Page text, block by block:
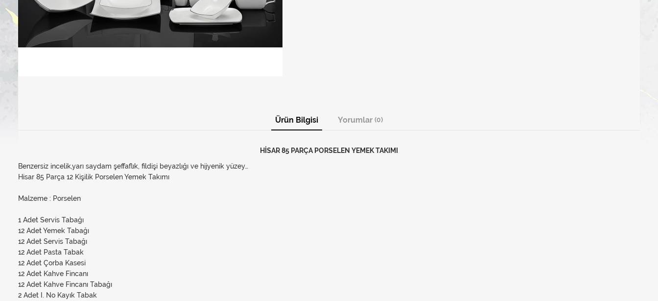
Ürün Bilgisi Yorumlar (0)
HİSAR 85 PARÇA PORSELEN YEMEK TAKIMI
Benzersiz incelik,yarı saydam şeffaflık, fildişi beyazlığı ve hijyenik yüzey…
Hisar 85 Parça 12 Kişilik Porselen Yemek Takımı
Malzeme : Porselen
1 Adet Servis Tabağı
12 Adet Yemek Tabağı
12 Adet Servis Tabağı
12 Adet Pasta Tabak
12 Adet Çorba Kasesi
12 Adet Kahve Fincanı
12 Adet Kahve Fincanı Tabağı
2 Adet I. No Kayık Tabak